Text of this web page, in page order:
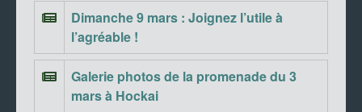
Dimanche 9 mars : Joignez l’utile à
l’agréable !
Galerie photos de la promenade du 3
mars à Hockai